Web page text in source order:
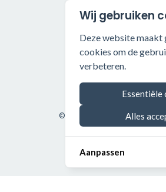
Donderdag: 11:00 -
Vrijdag: 11:00 - 18:00
Zaterdag: 11:00 -
Alle getoonde prijzen zijn
Algemene
Manage cookies
©2026 Throwback HiFi — All
Wij gebruiken
Deze website maakt
cookies om de
verbeteren.
Essentiële
Alles
Aanpassen